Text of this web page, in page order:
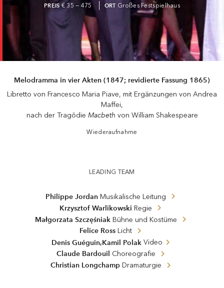
PREIS€ 35 — 475 ORT Großes Festspielhaus
Melodramma in vier Akten (1847; revidierte Fassung 1865)
Libretto von Francesco Maria Piave, mit Ergänzungen von Andrea
Maffei,
nach der Tragödie Macbeth von William Shakespeare
Wiederaufnahme
LEADING TEAM
Philippe Jordan Musikalische Leitung
Krzysztof Warlikowski Regie
Małgorzata Szczęśniak Bühne und Kostüme
Felice Ross Licht
Denis Guéguin,Kamil Polak Video
Claude Bardouil Choreografie
Christian Longchamp Dramaturgie